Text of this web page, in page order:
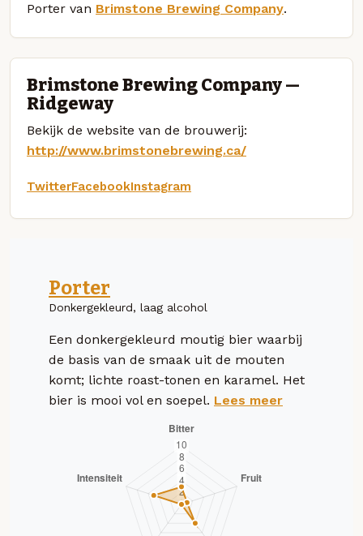
Porter van Brimstone Brewing Company.
Brimstone Brewing Company —
Ridgeway
Bekijk de website van de brouwerij:
http://www.brimstonebrewing.ca/
TwitterFacebookInstagram
Porter
Donkergekleurd, laag alcohol
Een donkergekleurd moutig bier waarbij
de basis van de smaak uit de mouten
komt; lichte roast-tonen en karamel. Het
bier is mooi vol en soepel. Lees meer